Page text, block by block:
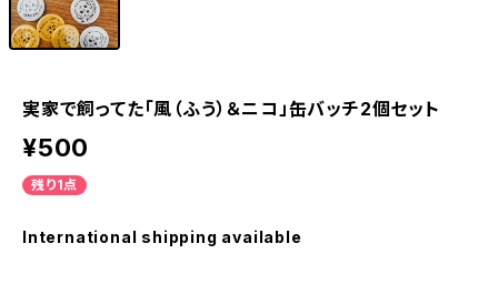
実家で飼ってた「風（ふう）＆ニコ」缶バッチ2個セット
¥500
残り1点
International shipping available